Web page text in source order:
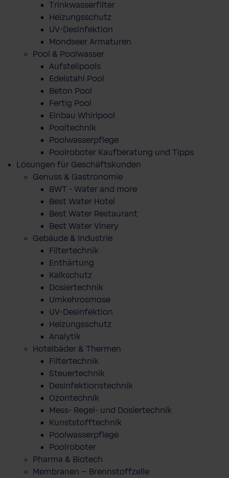
Trinkwasserfilter
Heizungsschutz
UV-Desinfektion
Mondseer Armaturen
Pool & Poolwasser
Aufstellpools
Edelstahl Pool
Beton Pool
Fertig Pool
Einbau Whirlpool
Pooltechnik
Poolwasserpflege
Poolroboter Kaufberatung und Tipps
Lösungen für Geschäftskunden
Genuss & Gastronomie
BWT - Water and more
Best Water Hotel
Best Water Restaurant
Best Water Vinery
Gebäude & Industrie
Filtertechnik
Enthärtung
Kalkschutz
Dosiertechnik
Umkehrosmose
UV-Desinfektion
Heizungsschutz
Analytik
Hotelbäder & Thermen
Filtertechnik
Steuertechnik
Desinfektionstechnik
Ozontechnik
Mess- Regel- und Dosiertechnik
Kunststofftechnik
Poolwasserpflege
Poolroboter
Pharma & Biotech
Membranen – Brennstoffzelle